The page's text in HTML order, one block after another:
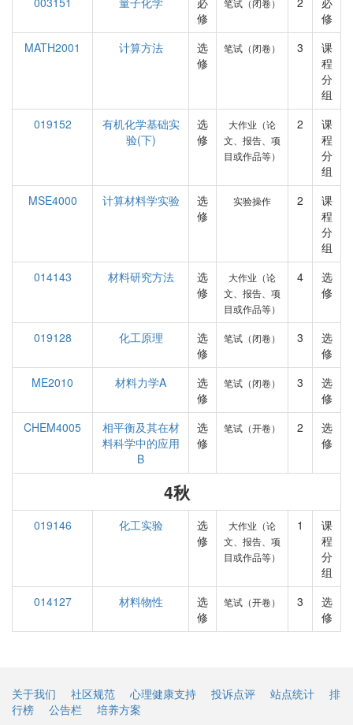
修
笔试（闭卷）
修
MATH2001
计算方法
选
修
笔试（闭卷） 3
课
程
分
组
019152
有机化学基础实
验(下)
选
修
大作业（论
文、报告、项
目或作品等）
2
课
程
分
组
MSE4000
计算材料学实验
选
修
实验操作 2
课
程
分
组
014143
材料研究方法
选
修
大作业（论
文、报告、项
目或作品等）
4
选
修
019128 化工原理
选
修
笔试（闭卷） 3
选
修
ME2010
材料力学A
选
修
笔试（闭卷） 3
选
修
CHEM4005
相平衡及其在材
料科学中的应用
B
选
修
笔试（开卷） 2
选
修
4秋
019146 化工实验
选
修
大作业（论
文、报告、项
目或作品等）
1
课
程
分
组
014127
材料物性
选
修
笔试（开卷） 3
选
修
关于我们 社区规范 心理健康支持 投诉点评 站点统计
排
行榜
公告栏
培养方案